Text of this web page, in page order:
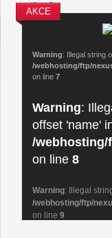
on line2
AKCE
Warning: Illegal string
/webhosting/ftp/
on line 7
Warning:
offset 'name'
/webhosting/
on line 8
Warning: Illegal
/webhosting/ftp/
on line 9